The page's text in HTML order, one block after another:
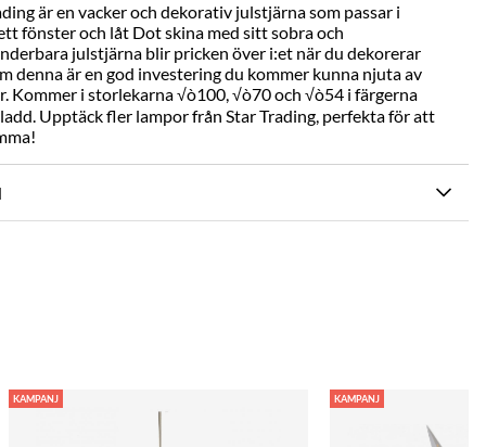
är en vacker och dekorativ julstjärna som passar i
fönster och låt Dot skina med sitt sobra och
julstjärna blir pricken över i:et när du dekorerar
denna är en god investering du kommer kunna njuta av
Kommer i storlekarna √ò100, √ò70 och √ò54 i färgerna
Upptäck fler lampor från Star Trading, perfekta för att
KAMPANJ KAMPANJ